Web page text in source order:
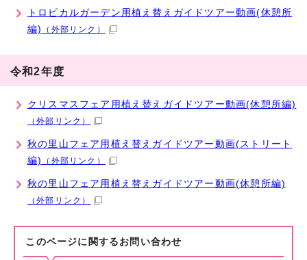
トロピカルガーデン用植え替えガイドツアー動画(休憩所
編)
（外部リンク）
令和2年度
クリスマスフェア用植え替えガイドツアー動画(休憩所編)
（外部リンク）
秋の里山フェア用植え替えガイドツアー動画(ストリート
編)
（外部リンク）
秋の里山フェア用植え替えガイドツアー動画(休憩所編)
（外部リンク）
このページに関する お問い合わせ